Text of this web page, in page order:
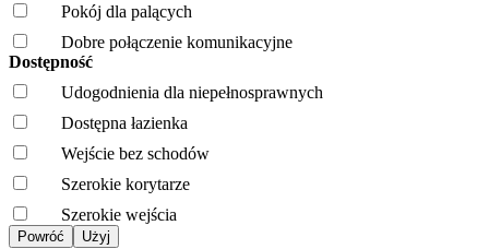
Pokój dla palących
Dobre połączenie komunikacyjne
Dostępność
Udogodnienia dla niepełnosprawnych
Dostępna łazienka
Wejście bez schodów
Szerokie korytarze
Szerokie wejścia